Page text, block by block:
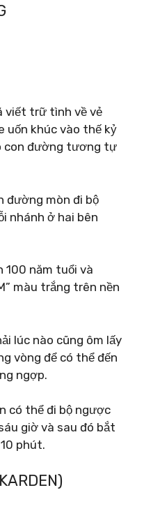
viết trữ tình về vẻ
uốn khúc vào thế kỷ
con đường tương tự
đường mòn đi bộ
nhánh ở hai bên
100 năm tuổi và
màu trắng trên nền
lúc nào cũng ôm lấy
vòng để có thể đến
ngợp.
có thể đi bộ ngược
giờ và sau đó bắt
phút.